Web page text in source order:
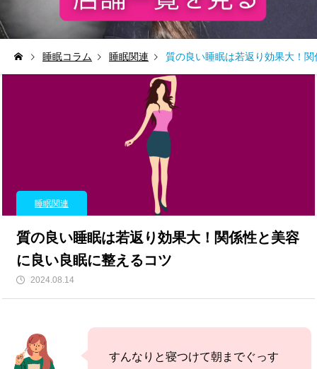
睡眠コラム 睡眠関連 質の良い睡眠は若返り効果大！
睡眠関連
質の良い睡眠は若返り効果大！関係性と美容
に良い良眠に整えるコツ
2024.08.14
すんなりと寝つけて朝までぐっす